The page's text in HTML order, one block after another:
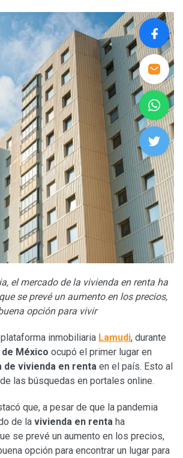
el mercado de la vivienda en renta ha
se prevé un aumento en los precios,
opción para vivir
inmobiliaria Lamudi, durante
de México ocupó el primer lugar en
de vivienda en renta en el país. Esto al
las búsquedas en portales online.
que, a pesar de que la pandemia
de la vivienda en renta ha
se prevé un aumento en los precios,
opción para encontrar un lugar para